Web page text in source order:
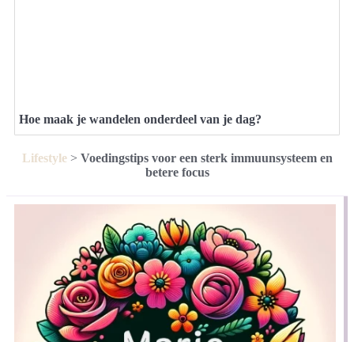
Hoe maak je wandelen onderdeel van je dag?
Lifestyle> Voedingstips voor een sterk immuunsysteem en
betere focus